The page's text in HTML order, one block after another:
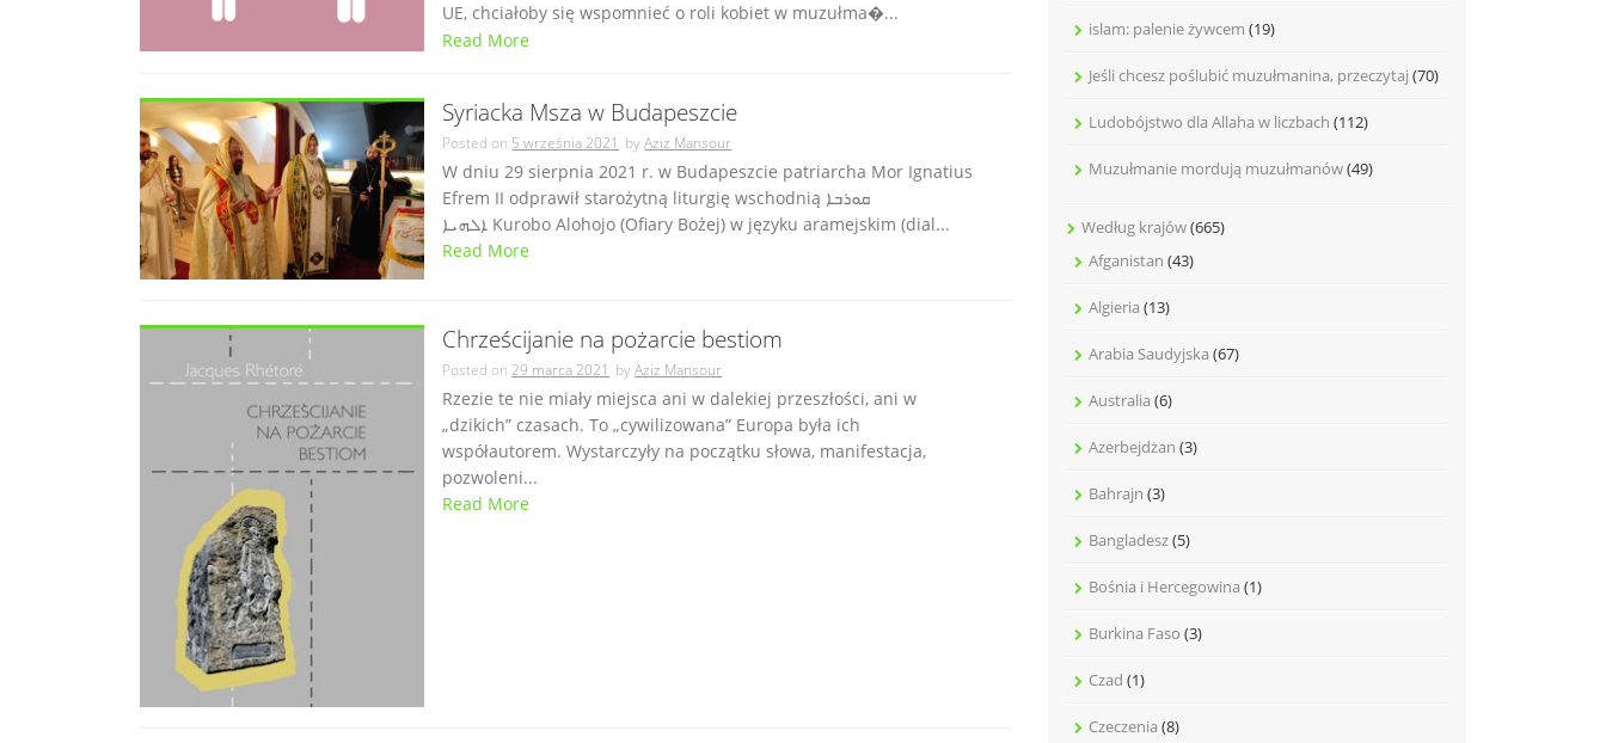
UE, chciałoby się wspomnieć o roli kobiet w muzułma�...
Read More
Syriacka Msza w Budapeszcie
Posted on 5 września 2021 byAziz Mansour
W dniu 29 sierpnia 2021 r. w Budapeszcie patriarcha Mor Ignatius
Efrem II odprawił starożytną liturgię wschodnią ܩܘܪܒܐ
ܐܠܗܝܐ Kurobo Alohojo (Ofiary Bożej) w języku aramejskim (dial...
Read More
Chrześcijanie na pożarcie bestiom
Posted on29 marca 2021 byAziz Mansour
Rzezie te nie miały miejsca ani w dalekiej przeszłości, ani w
„dzikich” czasach. To „cywilizowana” Europa była ich
współautorem. Wystarczyły na początku słowa, manifestacja,
pozwoleni...
Read More
islam: palenie żywcem (19)
Jeśli chcesz poślubić muzułmanina, przeczytaj (70)
Ludobójstwo dla Allaha w liczbach (112)
Muzułmanie mordują muzułmanów(49)
Według krajów(665)
Afganistan (43)
Algieria (13)
Arabia Saudyjska (67)
Australia (6)
Azerbejdżan (3)
Bahrajn (3)
Bangladesz(5)
Bośnia i Hercegowina (1)
Burkina Faso (3)
Czad (1)
Czeczenia (8)